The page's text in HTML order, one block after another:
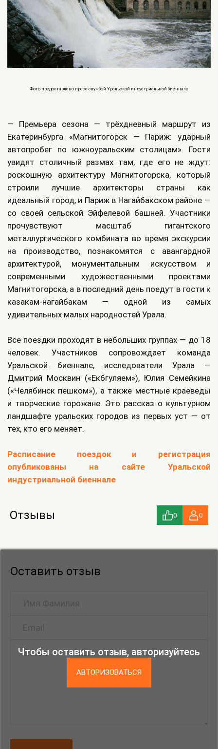
Фото предоставлено пресс-службой Уральской индустриальной биеннале
— Премьера сезона — трёхдневный маршрут из
Екатеринбурга «Магнитогорск — Париж: ударный
автопробег по южноуральским столицам». Гости
увидят столичный размах там, где его не ждут:
роскошную архитектуру Магнитогорска, который
строили лучшие архитекторы страны как
идеальный город, и Париж в Нагайбакском районе —
со своей сельской Эйфелевой башней. Участники
прочувствуют масштаб гигантского
металлургического комбината во время экскурсии
на производство, познакомятся с авангардной
архитектурой, монументальным искусством и
современными художественными проектами
Магнитогорска, а в последний день поедут в гости к
казакам-нагайбакам — одной из самых
удивительных малых народностей Урала.
Все поездки проходят в небольших группах — до 18
человек. Участников сопровождает команда
Уральской биеннале, исследователи Урала —
Дмитрий Москвин («Екбгуляем»), Юлия Семейкина
(«Челябинск пешком»), а также местные краеведы
и творческие горожане. Это рассказ о культурном
ландшафте уральских городов из первых уст — от
тех, кто его меняет.
Расписание поездок и регистрация
опубликованы на сайте Уральской
индустриальной биеннале
Отзывы 0 0
Чтобы оставить отзыв, авторизуйтесь
АВТОРИЗОВАТЬСЯ
Оставить отзыв